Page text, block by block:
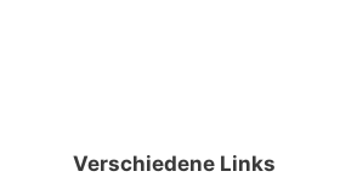
Verschiedene Links